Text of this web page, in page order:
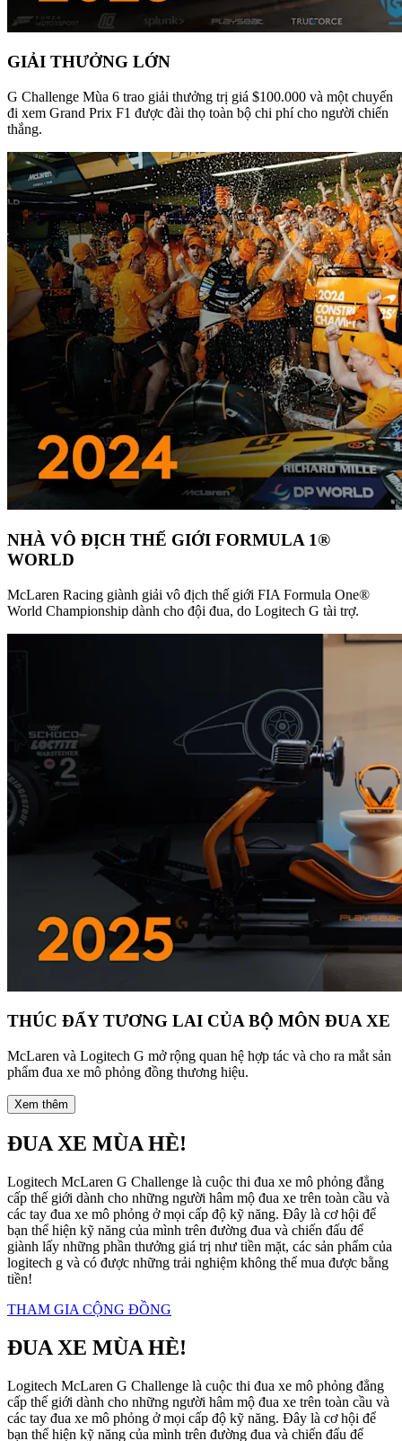
GIẢI THƯỞNG LỚN
G Challenge Mùa 6 trao giải thưởng trị giá $100.000 và một chuyến
đi xem Grand Prix F1 được đài thọ toàn bộ chi phí cho người chiến
thắng.
NHÀ VÔ ĐỊCH THẾ GIỚI FORMULA 1®
WORLD
McLaren Racing giành giải vô địch thế giới FIA Formula One®
World Championship dành cho đội đua, do Logitech G tài trợ.
THÚC ĐẨY TƯƠNG LAI CỦA BỘ MÔN ĐUA XE
McLaren và Logitech G mở rộng quan hệ hợp tác và cho ra mắt sản
phẩm đua xe mô phỏng đồng thương hiệu.
Xem thêm
ĐUA XE MÙA HÈ!
Logitech McLaren G Challenge là cuộc thi đua xe mô phỏng đẳng
cấp thế giới dành cho những người hâm mộ đua xe trên toàn cầu và
các tay đua xe mô phỏng ở mọi cấp độ kỹ năng. Đây là cơ hội để
bạn thể hiện kỹ năng của mình trên đường đua và chiến đấu để
giành lấy những phần thưởng giá trị như tiền mặt, các sản phẩm của
logitech g và có được những trải nghiệm không thể mua được bằng
tiền!
THAM GIA CỘNG ĐỒNG
ĐUA XE MÙA HÈ!
Logitech McLaren G Challenge là cuộc thi đua xe mô phỏng đẳng
cấp thế giới dành cho những người hâm mộ đua xe trên toàn cầu và
các tay đua xe mô phỏng ở mọi cấp độ kỹ năng. Đây là cơ hội để
bạn thể hiện kỹ năng của mình trên đường đua và chiến đấu để